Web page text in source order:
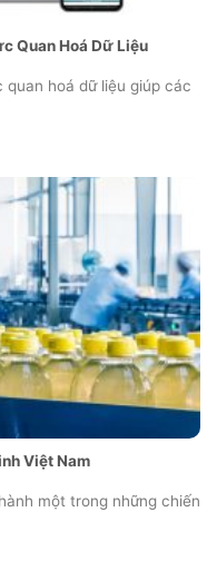
Quan Hoá Dữ Liệu
quan hoá dữ liệu giúp các
Việt Nam
một trong những chiến